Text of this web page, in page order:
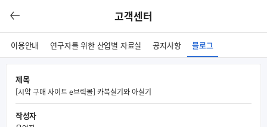
고객센터
이용안내 연구자를 위한 산업별 자료실 공지사항 블로그
제목
[시약 구매 사이트 e브릭몰] 카복실기와 아실기
작성자